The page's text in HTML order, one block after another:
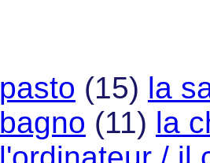
pasto (15) la
bagno (11) la